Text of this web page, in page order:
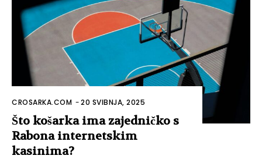
CROSARKA.COM -20 SVIBNJA, 2025
Što košarka ima zajedničko s
Rabona internetskim
kasinima?